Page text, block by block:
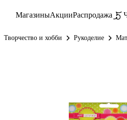
МагазиныАкцииРаспродажа
Творчество и хобби Рукоделие